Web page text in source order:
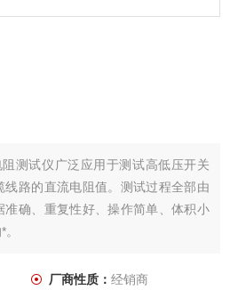
测试仪广泛应用于测试高低压开关
路的直流电阻值。测试过程全部由
确、重复性好、操作简单、体积小
厂商性质： 经销商